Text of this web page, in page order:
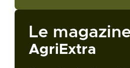
Le
AgriExtra